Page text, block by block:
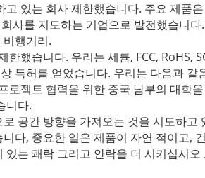
있는 회사 제한했습니다. 주요 제품
사를 지도하는 기업으로 발전했습니
행거리.
습니다. 우리는 세륨, FCC, RoHS,
특허를 얻었습니다. 우리는 다음과
젝트 협력을 위한 중국 남부의 대학
니다.
공간 방향을 가져오는 것을 시도하
다, 중요한 일은 제품이 자연 적이고,
는 쾌락 그리고 안락을 더 시키십시